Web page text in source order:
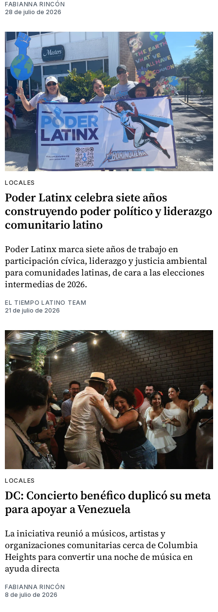
FABIANNA RINCÓN
28 de julio de 2026
LOCALES
Poder Latinx celebra siete años
construyendo poder político y liderazgo
comunitario latino
Poder Latinx marca siete años de trabajo en
participación cívica, liderazgo y justicia ambiental
para comunidades latinas, de cara a las elecciones
intermedias de 2026.
EL TIEMPO LATINO TEAM
21 de julio de 2026
LOCALES
DC: Concierto benéfico duplicó su meta
para apoyar a Venezuela
La iniciativa reunió a músicos, artistas y
organizaciones comunitarias cerca de Columbia
Heights para convertir una noche de música en
ayuda directa
FABIANNA RINCÓN
8 de julio de 2026